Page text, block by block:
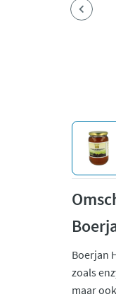
Boerjan
zoals
maar